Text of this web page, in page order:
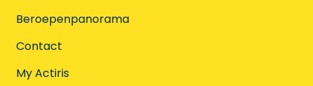
Beroepenpanorama
Contact
My Actiris